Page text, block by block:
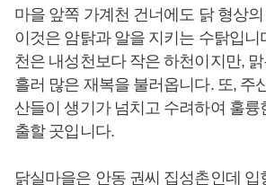
마을 앞쪽 가계천 건너에도 닭 형상
이것은 암탉과 알을 지키는 수탉입니
천은 내성천보다 작은 하천이지만, 맑
흘러 많은 재복을 불러옵니다. 또, 주
산들이 생기가 넘치고 수려하여 훌륭
출할 곳입니다.
닭실마을은 안동 권씨 집성촌인데 입